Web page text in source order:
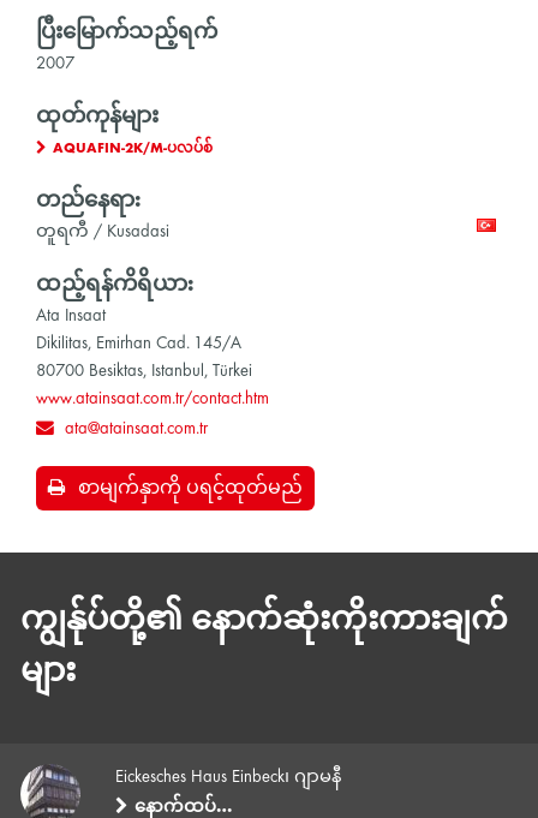
ပြီးမြောက်သည့်ရက်
2007
ထုတ်ကုန်များ
AQUAFIN-2K/M-ပလပ်စ်
တည်နေရာ:
တူရကီ / Kusadasi
ထည့်ရန်ကိရိယာ:
Ata Insaat
Dikilitas, Emirhan Cad. 145/A
80700 Besiktas, Istanbul, Türkei
www.atainsaat.com.tr/contact.htm
ata@atainsaat.com.tr
စာမျက်နှာကို ပရင့်ထုတ်မည်
ကျွန်ုပ်တို့၏ နောက်ဆုံးကိုးကားချက်
များ
Eickesches Haus Einbeck၊ ဂျာမနီ
နောက်ထပ်…